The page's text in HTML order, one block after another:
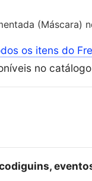
(Máscara)
os itens do
no